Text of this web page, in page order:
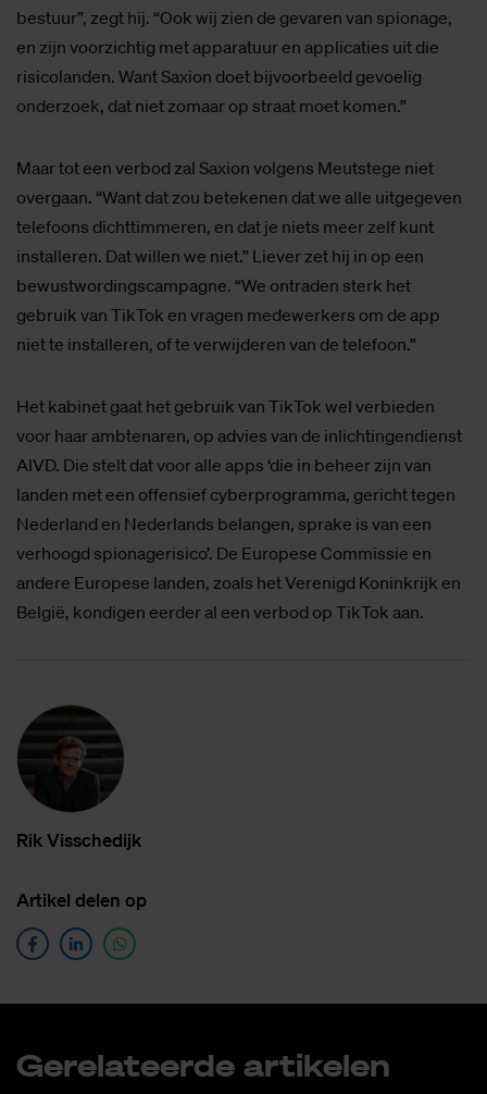
bestuur”, zegt hij. “Ook wij zien de gevaren van spionage,
en zijn voorzichtig met apparatuur en applicaties uit die
risicolanden. Want Saxion doet bijvoorbeeld gevoelig
onderzoek, dat niet zomaar op straat moet komen.”
Maar tot een verbod zal Saxion volgens Meutstege niet
overgaan. “Want dat zou betekenen dat we alle uitgegeven
telefoons dichttimmeren, en dat je niets meer zelf kunt
installeren. Dat willen we niet.” Liever zet hij in op een
bewustwordingscampagne. “We ontraden sterk het
gebruik van TikTok en vragen medewerkers om de app
niet te installeren, of te verwijderen van de telefoon.”
Het kabinet gaat het gebruik van TikTok wel verbieden
voor haar ambtenaren, op advies van de inlichtingendienst
AIVD. Die stelt dat voor alle apps ‘die in beheer zijn van
landen met een offensief cyberprogramma, gericht tegen
Nederland en Nederlands belangen, sprake is van een
verhoogd spionagerisico’. De Europese Commissie en
andere Europese landen, zoals het Verenigd Koninkrijk en
België, kondigen eerder al een verbod op TikTok aan.
Rik Vis­sche­dijk
Ar­ti­kel de­len op
Ge­re­la­teer­de ar­ti­ke­len